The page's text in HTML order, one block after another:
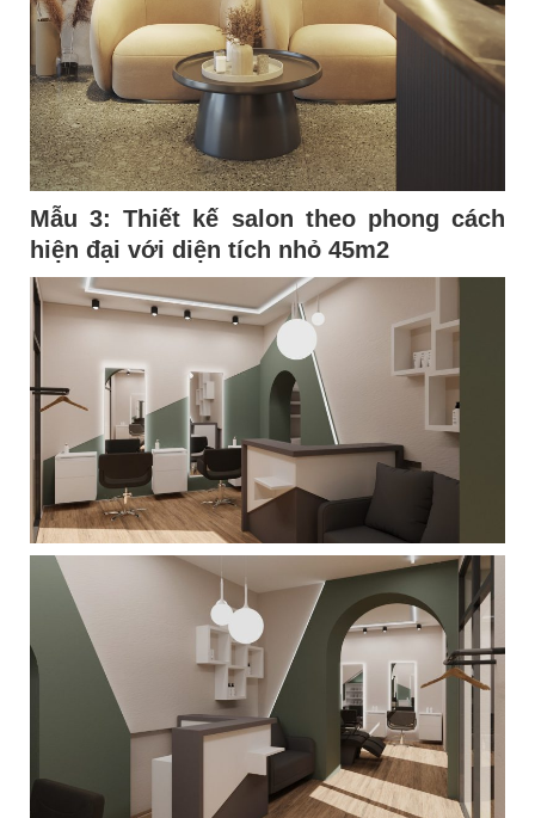
Mẫu 3:Thiết kế salon theo phong cách
hiện đại với diện tích nhỏ 45m2